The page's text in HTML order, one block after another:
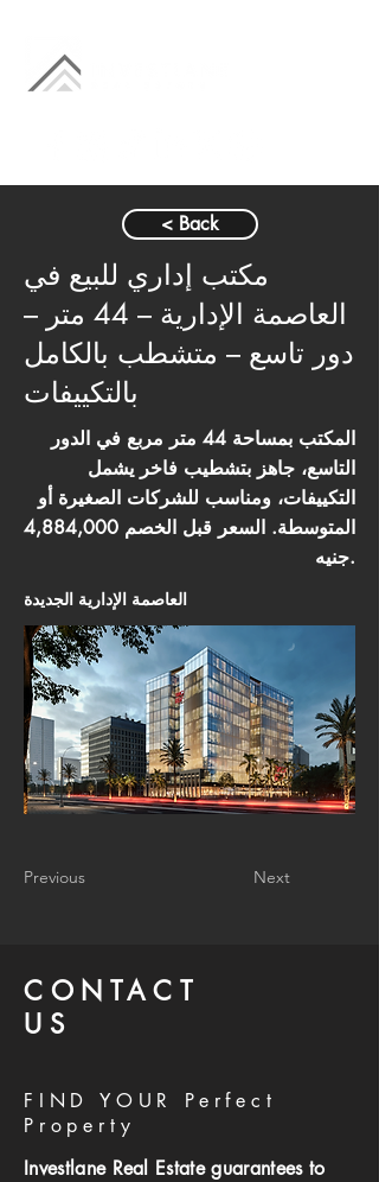
< Back
مكتب إداري للبيع في
العاصمة الإدارية – 44 متر –
دور تاسع – متشطب بالكامل
بالتكييفات
المكتب بمساحة 44 متر مربع في الدور
التاسع، جاهز بتشطيب فاخر يشمل
التكييفات، ومناسب للشركات الصغيرة أو
المتوسطة. السعر قبل الخصم 4,884,000
جنيه.
العاصمة الإدارية الجديدة
Previous Next
CONTACT
US
FIND YOUR Perfect
Property
Investlane Real Estate guarantees to